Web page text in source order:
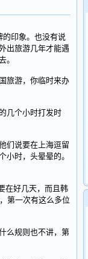
印象。也没有说
出旅游几年才能遇
。
旅游，你临时来办
几个小时打发时
们说要在上海逗留
小时，头晕晕的。
在好几天，而且韩
第一次有这么多位
么规则也不讲，第